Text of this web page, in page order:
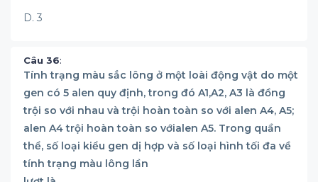
D. 3
Câu 36:
Tính trạng màu sắc lông ở một loài động vật do một
gen có 5 alen quy định, trong đó A1,A2, A3 là đồng
trội so với nhau và trội hoàn toàn so với alen A4, A5;
alen A4 trội hoàn toàn so vớialen A5. Trong quần
thể, số loại kiểu gen dị hợp và số loại hình tối đa về
tính trạng màu lông lần